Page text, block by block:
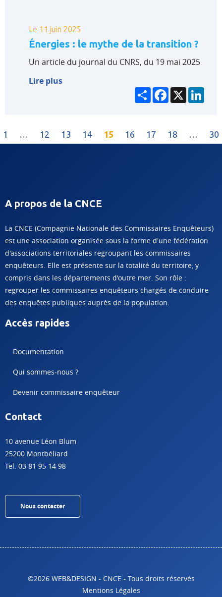
Le 11 juin 2025
Énergies : le mythe de la transition ?
Un article du journal du CNRS, du 19 mai 2025
Lire plus
PartagerFacebook
X
1 … 12 13 14 15 (current)
16 17 18 … 30
A propos de la CNCE
La CNCE (Compagnie Nationale des Commissaires Enquêteurs)
est une association organisée sous la forme d'une fédération
d'associations territoriales regroupant les commissaires
enquêteurs. Elle est présente sur la totalité du territoire, y
compris dans les départements d'outre mer. Son rôle :
regrouper les commissaires enquêteurs chargés de conduire
des enquêtes publiques auprès de la population.
Accès rapides
Documentation
Qui sommes-nous ?
Devenir commissaire enquêteur
Contact
10 avenue Léon Blum
25200 Montbéliard
Tel. 03 81 95 14 98
Nous contacter
©2026 WEB&DESIGN - CNCE - Tous droits réservés
Mentions Légales